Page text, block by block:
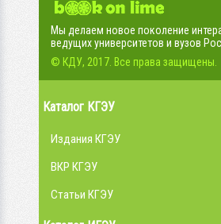
Мы делаем новое поколение
ведущих университетов и вузов
© КДУ, 2017. Все права защищены.
Каталог КГЭУ
Издания КГЭУ
ВКР КГЭУ
Статьи КГЭУ